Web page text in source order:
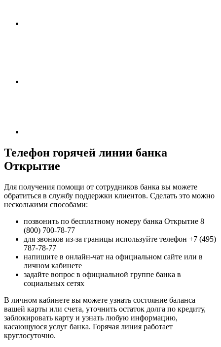
Телефон горячей линии банка
Открытие
Для получения помощи от сотрудников банка вы можете
обратиться в службу поддержки клиентов. Сделать это можно
несколькими способами:
позвонить по бесплатному номеру банка Открытие 8
(800) 700-78-77
для звонков из-за границы используйте телефон +7 (495)
787-78-77
напишите в онлайн-чат на официальном сайте или в
личном кабинете
задайте вопрос в официальной группе банка в
социальных сетях
В личном кабинете вы можете узнать состояние баланса
вашей карты или счета, уточнить остаток долга по кредиту,
заблокировать карту и узнать любую информацию,
касающуюся услуг банка. Горячая линия работает
круглосуточно.